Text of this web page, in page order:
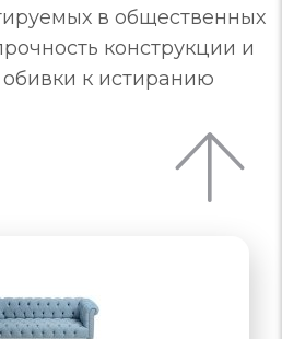
в общественных
конструкции и
обивки к истиранию